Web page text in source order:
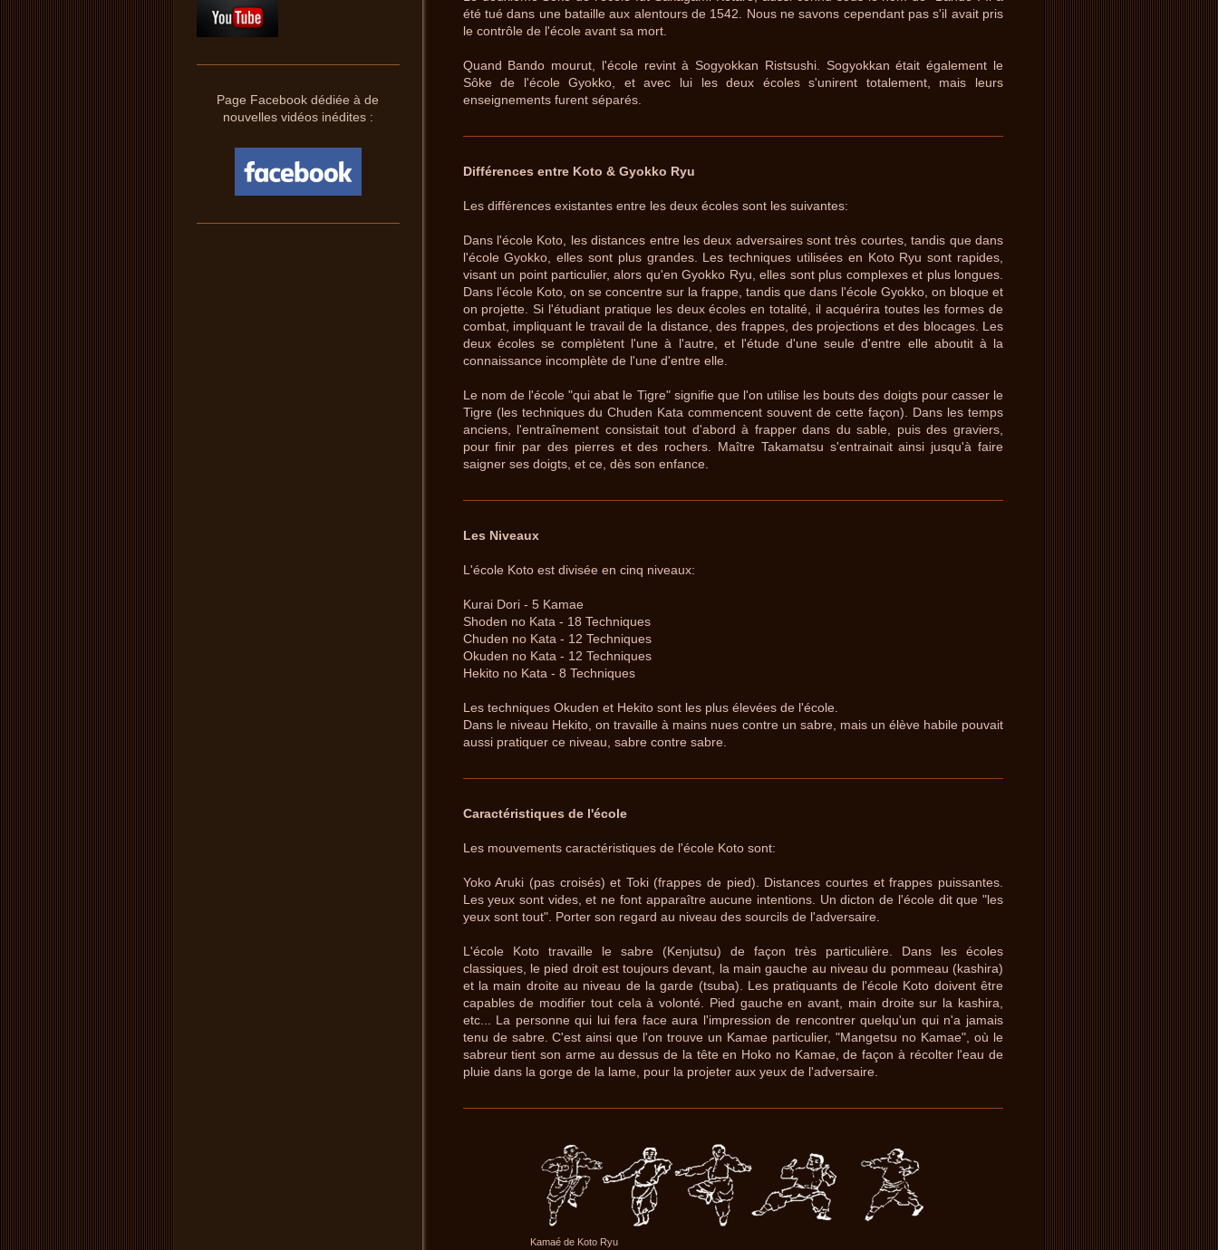
été tué dans une bataille aux alentours de 1542. Nous ne savons cependant pas s'il avait pris
le contrôle de l'école avant sa mort.
Quand Bando mourut, l'école revint à Sogyokkan Ristsushi. Sogyokkan était également le
Sôke de l'école Gyokko, et avec lui les deux écoles s'unirent totalement, mais leurs
enseignements furent séparés.
Différences entre Koto & Gyokko Ryu
Les différences existantes entre les deux écoles sont les suivantes:
Dans l'école Koto, les distances entre les deux adversaires sont très courtes, tandis que dans
l'école Gyokko, elles sont plus grandes. Les techniques utilisées en Koto Ryu sont rapides,
visant un point particulier, alors qu'en Gyokko Ryu, elles sont plus complexes et plus longues.
Dans l'école Koto, on se concentre sur la frappe, tandis que dans l'école Gyokko, on bloque et
on projette. Si l'étudiant pratique les deux écoles en totalité, il acquérira toutes les formes de
combat, impliquant le travail de la distance, des frappes, des projections et des blocages. Les
deux écoles se complètent l'une à l'autre, et l'étude d'une seule d'entre elle aboutit à la
connaissance incomplète de l'une d'entre elle.
Le nom de l'école "qui abat le Tigre" signifie que l'on utilise les bouts des doigts pour casser le
Tigre (les techniques du Chuden Kata commencent souvent de cette façon). Dans les temps
anciens, l'entraînement consistait tout d'abord à frapper dans du sable, puis des graviers,
pour finir par des pierres et des rochers. Maître Takamatsu s'entrainait ainsi jusqu'à faire
saigner ses doigts, et ce, dès son enfance.
Les Niveaux
L'école Koto est divisée en cinq niveaux:
Kurai Dori - 5 Kamae
Shoden no Kata - 18 Techniques
Chuden no Kata - 12 Techniques
Okuden no Kata - 12 Techniques
Hekito no Kata - 8 Techniques
Les techniques Okuden et Hekito sont les plus élevées de l'école.
Dans le niveau Hekito, on travaille à mains nues contre un sabre, mais un élève habile pouvait
aussi pratiquer ce niveau, sabre contre sabre.
Caractéristiques de l'école
Les mouvements caractéristiques de l'école Koto sont:
Yoko Aruki (pas croisés) et Toki (frappes de pied). Distances courtes et frappes puissantes.
Les yeux sont vides, et ne font apparaître aucune intentions. Un dicton de l'école dit que "les
yeux sont tout". Porter son regard au niveau des sourcils de l'adversaire.
L'école Koto travaille le sabre (Kenjutsu) de façon très particulière. Dans les écoles
classiques, le pied droit est toujours devant, la main gauche au niveau du pommeau (kashira)
et la main droite au niveau de la garde (tsuba). Les pratiquants de l'école Koto doivent être
capables de modifier tout cela à volonté. Pied gauche en avant, main droite sur la kashira,
etc... La personne qui lui fera face aura l'impression de rencontrer quelqu'un qui n'a jamais
tenu de sabre. C'est ainsi que l'on trouve un Kamae particulier, "Mangetsu no Kamae", où le
sabreur tient son arme au dessus de la tête en Hoko no Kamae, de façon à récolter l'eau de
pluie dans la gorge de la lame, pour la projeter aux yeux de l'adversaire.
Kamaé de Koto Ryu
Page Facebook dédiée à de
nouvelles vidéos inédites :